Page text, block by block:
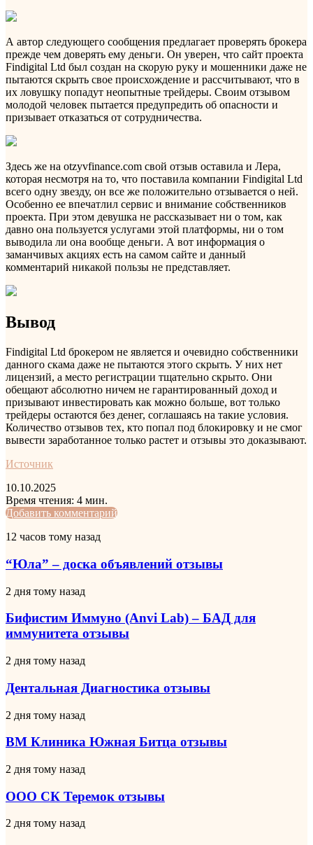
А автор следующего сообщения предлагает проверять брокера
прежде чем доверять ему деньги. Он уверен, что сайт проекта
Findigital Ltd был создан на скорую руку и мошенники даже не
пытаются скрыть свое происхождение и рассчитывают, что в
их ловушку попадут неопытные трейдеры. Своим отзывом
молодой человек пытается предупредить об опасности и
призывает отказаться от сотрудничества.
Здесь же на otzyvfinance.com свой отзыв оставила и Лера,
которая несмотря на то, что поставила компании Findigital Ltd
всего одну звезду, он все же положительно отзывается о ней.
Особенно ее впечатлил сервис и внимание собственников
проекта. При этом девушка не рассказывает ни о том, как
давно она пользуется услугами этой платформы, ни о том
выводила ли она вообще деньги. А вот информация о
заманчивых акциях есть на самом сайте и данный
комментарий никакой пользы не представляет.
Вывод
Findigital Ltd брокером не является и очевидно собственники
данного скама даже не пытаются этого скрыть. У них нет
лицензий, а место регистрации тщательно скрыто. Они
обещают абсолютно ничем не гарантированный доход и
призывают инвестировать как можно больше, вот только
трейдеры остаются без денег, соглашаясь на такие условия.
Количество отзывов тех, кто попал под блокировку и не смог
вывести заработанное только растет и отзывы это доказывают.
Источник
10.10.2025
Время чтения: 4 мин.
LinkedIn
Tumblr
Pinterest
Reddit
Вконтакте
Одноклассники
Skype
Messenger
Messenger
WhatsApp
Telegram
Viber
Line
Поделиться
электронную
Печатать
Добавить комментарий
“Юла”
доска
объявлений
отзывы
12 часов тому назад
“Юла” – доска объявлений отзывы
Бифистим
(Anvi
Lab)
–
для
отзывы
2 дня тому назад
Бифистим Иммуно (Anvi Lab) – БАД для
иммунитета отзывы
Дентальная
отзывы
2 дня тому назад
Дентальная Диагностика отзывы
ВМ
Южная
отзывы
2 дня тому назад
ВМ Клиника Южная Битца отзывы
ООО
Теремок
отзывы
2 дня тому назад
ООО СК Теремок отзывы
Lender
2 дня тому назад